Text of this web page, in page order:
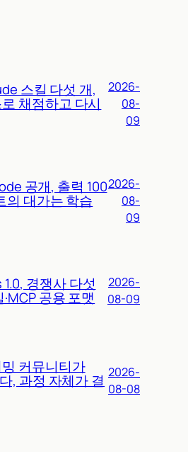
스킬 다섯 개,
채점하고 다시
2026-
08-
09
공개, 출력 100
의 대가는 학습
2026-
08-
09
경쟁사 다섯
공용 포맷
2026-
08-09
커뮤니티가
, 과정 자체가 결 2026-
08-08